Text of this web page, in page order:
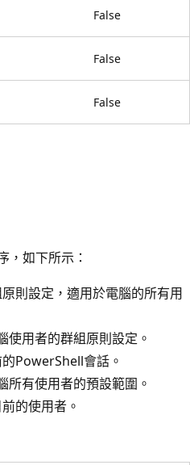
False
False
False
，如下所示：
原則設定，適用於電腦的所有用
使用者的群組原則設定。
PowerShell會話。
所有使用者的預設範圍。
的使用者。